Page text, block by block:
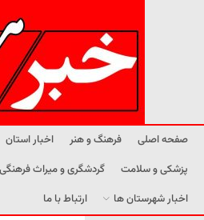
صفحه اصلی فرهنگ و هنر اخبار استان
پزشکی و سلامت
گردشگری و میراث فرهنگی
اخبار شهرستان ها
ارتباط با ما